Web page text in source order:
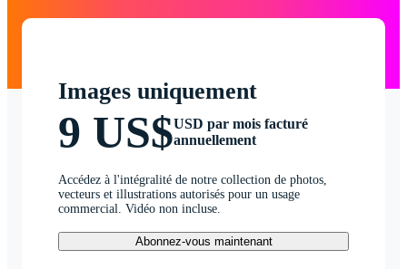
Images uniquement
9 US$USD par mois facturé
annuellement
Accédez à l'intégralité de notre collection de photos,
vecteurs et illustrations autorisés pour un usage
commercial. Vidéo non incluse.
Abonnez-vous maintenant